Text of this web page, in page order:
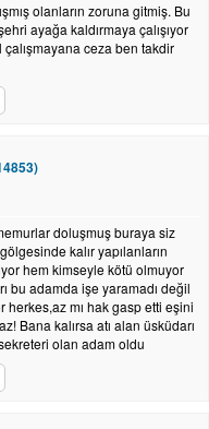
olanların zoruna gitmiş. Bu
ayağa kaldırmaya çalışıyor
çalışmayana ceza ben takdir
doluşmuş buraya siz
kalır yapılanların
hem kimseyle kötü olmuyor
bu adamda işe yaramadı değil
herkes,az mı hak gasp etti eşini
Bana kalırsa atı alan üsküdarı
olan adam oldu